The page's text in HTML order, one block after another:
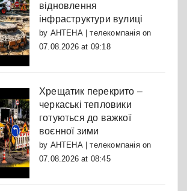
відновлення
інфраструктури вулиці
by АНТЕНА | телекомпаніяon
07.08.2026 at 09:18
Хрещатик перекрито –
черкаські тепловики
готуються до важкої
воєнної зими
by АНТЕНА | телекомпаніяon
07.08.2026 at 08:45